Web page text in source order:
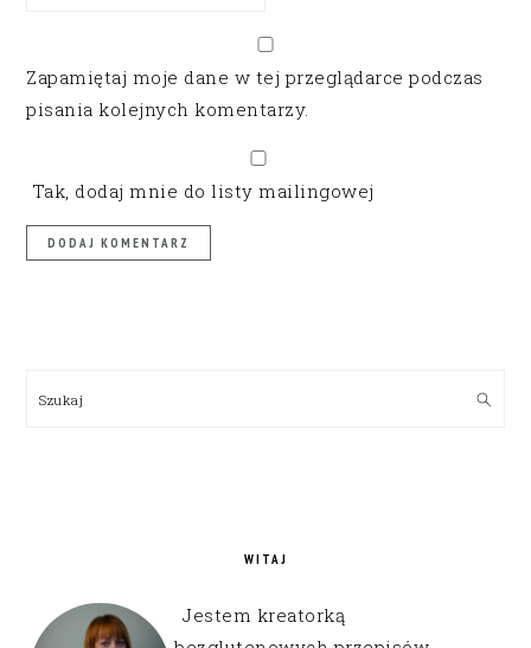
Zapamiętaj moje dane w tej przeglądarce podczas
pisania kolejnych komentarzy.
Tak, dodaj mnie do listy mailingowej
Szukaj
WITAJ
Jestem kreatorką